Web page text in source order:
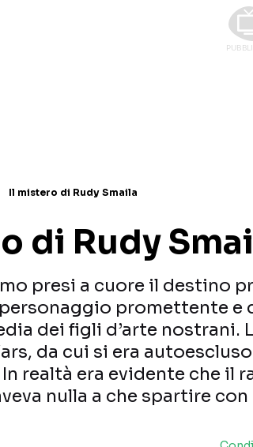
Il mistero di Rudy Smaila
di Rudy
presi a cuore il destino
promettente e
dei figli d’arte nostrani.
da cui si era
realtà era evidente che il
nulla a che spartire con